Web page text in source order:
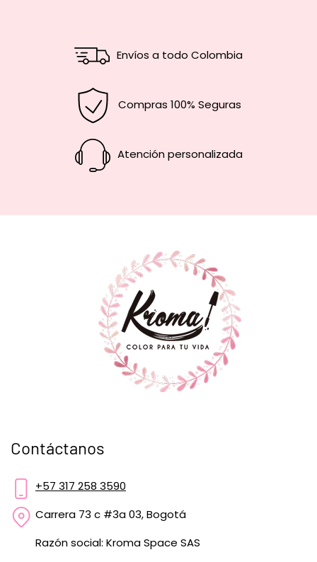
Envíos a todo Colombia
Compras 100% Seguras
Atención personalizada
Contáctanos
+57 317 258 3590
Carrera 73 c #3a 03, Bogotá
Razón social: Kroma Space SAS